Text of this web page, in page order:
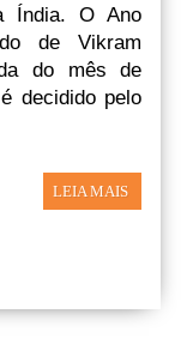
Índia. O Ano
de Vikram
do mês de
decidido pelo
LEIA MAIS